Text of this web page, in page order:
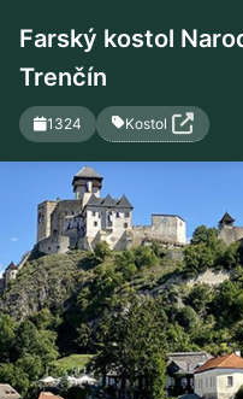
Farský kostol
Trenčín
1324 Kostol